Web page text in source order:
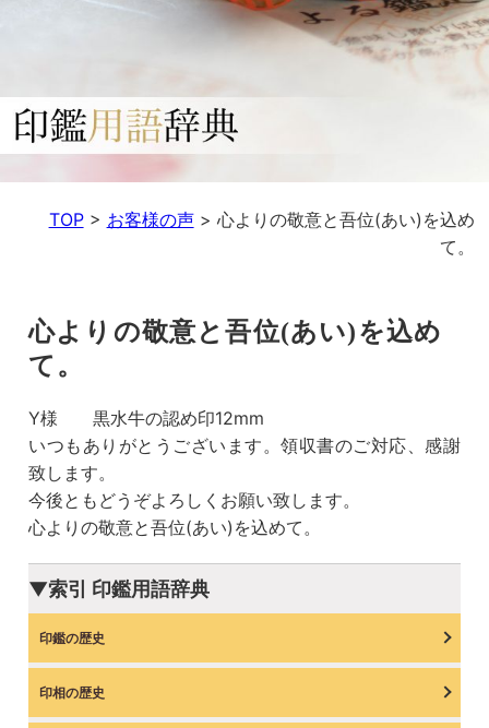
TOP> お客様の声> 心よりの敬意と吾位(あい)を込め
て。
心よりの敬意と吾位(あい)を込め
て。
Y様 黒水牛の認め印12mm
いつもありがとうございます。領収書のご対応、感謝
致します。
今後ともどうぞよろしくお願い致します。
心よりの敬意と吾位(あい)を込めて。
▼索引 印鑑用語辞典
印鑑の歴史
印相の歴史